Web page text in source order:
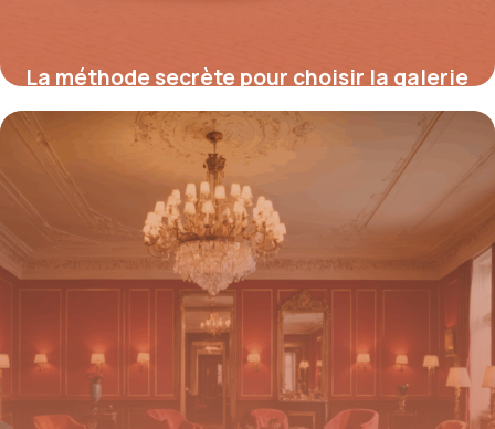
La méthode secrète pour choisir la galerie
de toit idéale pour votre Mercedes Vito et
booster votre productivité sofort